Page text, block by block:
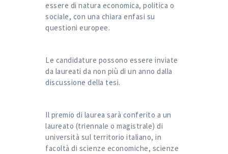
essere di natura economica, politica o
sociale, con una chiara enfasi su
questioni europee.
Le candidature possono essere inviate
da laureati da non più di un anno dalla
discussione della tesi.
Il premio di laurea sarà conferito a un
laureato (triennale o magistrale) di
università sul territorio italiano, in
facoltà di scienze economiche, scienze